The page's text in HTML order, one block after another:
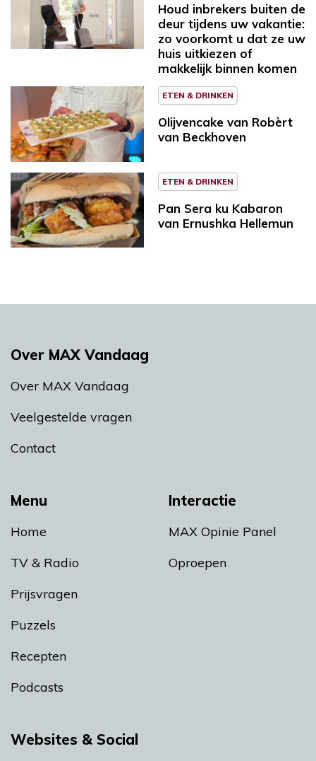
Houd inbrekers buiten de
deur tijdens uw vakantie:
zo voorkomt u dat ze uw
huis uitkiezen of
makkelijk binnen komen
ETEN & DRINKEN
Olijvencake van Robèrt
van Beckhoven
ETEN & DRINKEN
Pan Sera ku Kabaron
van Ernushka Hellemun
Menu
Home
TV & Radio
Prijsvragen
Puzzels
Recepten
Podcasts
Interactie
MAX Opinie Panel
Oproepen
Over MAX Vandaag
Over MAX Vandaag
Veelgestelde vragen
Contact
Websites & Social